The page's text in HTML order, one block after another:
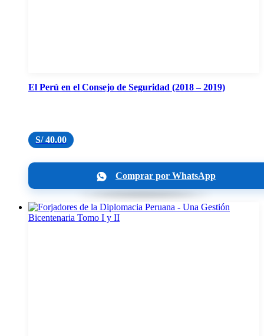
El Perú en el Consejo de Seguridad (2018 – 2019)
S/40.00
Comprar por WhatsApp